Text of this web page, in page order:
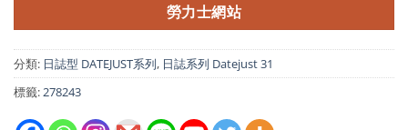
勞力士網站
分類: 日誌型 DATEJUST系列, 日誌系列 Datejust 31
標籤:278243